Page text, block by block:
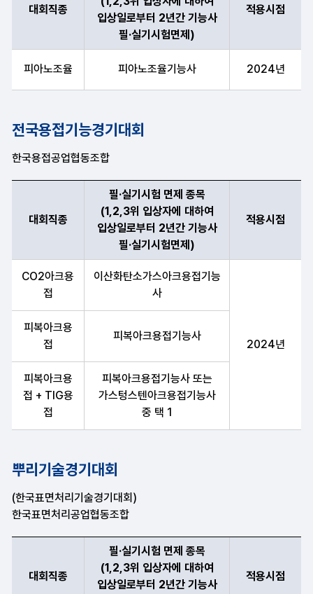
대회직종
입상일로부터 2년간 기능사
필·실기시험면제)
적용시점
피아노조율 피아노조율기능사 2024년
전국용접기능경기대회
한국용접공업협동조합
대회직종, 필·실기시험 면제 종목(1,2,3위 입상자에 대하여 입상일
대회직종
필·실기시험 면제 종목
(1,2,3위 입상자에 대하여
입상일로부터 2년간 기능사
필·실기시험면제)
적용시점
CO2아크용
접
이산화탄소가스아크용접기능
사
2024년
피복아크용
접
피복아크용접기능사
피복아크용
접 + TIG용
접
피복아크용접기능사 또는
가스텅스텐아크용접기능사
중 택 1
뿌리기술경기대회
(한국표면처리기술경기대회)
한국표면처리공업협동조합
대회직종
필·실기시험 면제 종목
(1,2,3위 입상자에 대하여
입상일로부터 2년간 기능사
적용시점